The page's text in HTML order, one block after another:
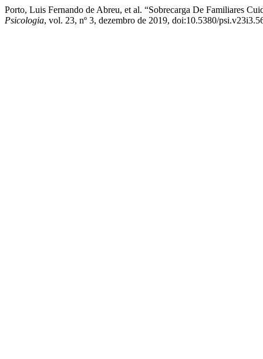
Porto, Luis Fernando de Abreu, et al. “Sobrecarga De Familiares
Psicologia, vol. 23, nº 3, dezembro de 2019, doi:10.5380/